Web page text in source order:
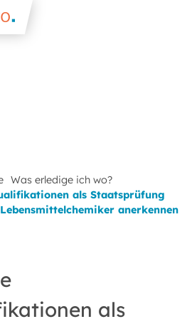
Was erledige ich wo?
als Staatsprüfung
anerkennen
als